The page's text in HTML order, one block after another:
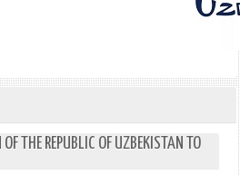
THE REPUBLIC OF UZBEKISTAN TO